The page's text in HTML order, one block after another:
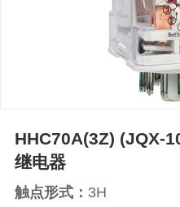
HHC70A(3Z) (JQX-
继电器
触点形式： 3H